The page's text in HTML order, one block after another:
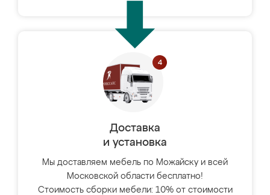
Доставка
и установка
Мы доставляем мебель по Можайску и всей
Московской области бесплатно!
Стоимость сборки мебели: 10% от стоимости